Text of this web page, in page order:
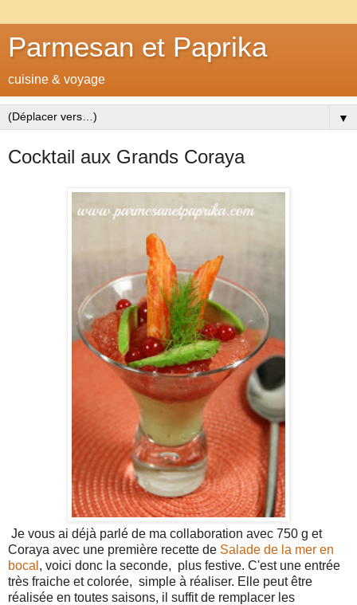
Parmesan et Paprika
cuisine & voyage
▼
Cocktail aux Grands Coraya
Je vous ai déjà parlé de ma collaboration avec 750 g et
Coraya avec une première recette de Salade de la mer en
bocal , voici donc la seconde, plus festive. C'est une entrée
très fraiche et colorée, simple à réaliser. Elle peut être
réalisée en toutes saisons, il suffit de remplacer les